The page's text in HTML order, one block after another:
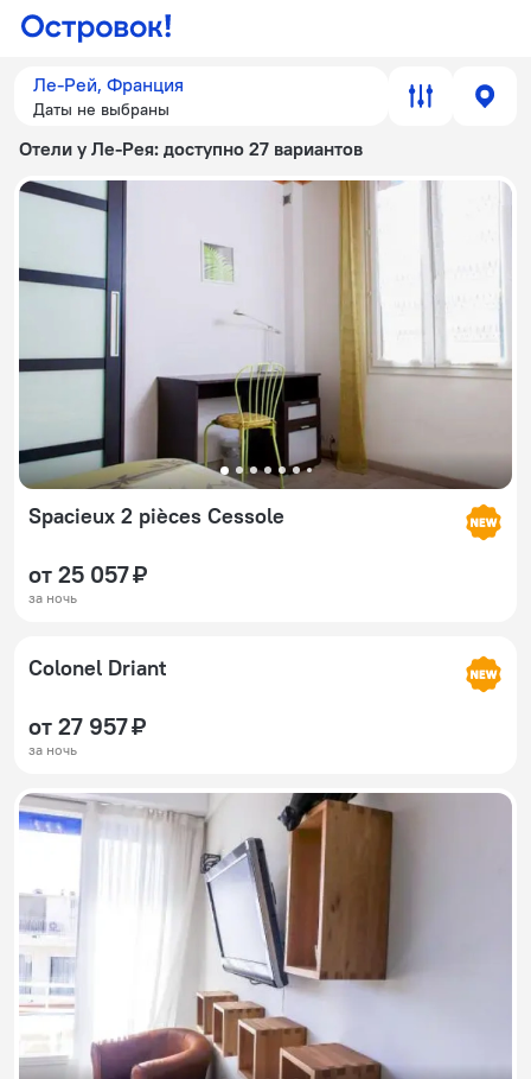
Ле-Рей, Франция
Даты не выбраны
Отели у Ле-Рея: доступно 27 вариантов
Spacieux 2 pièces Cessole
от 25 057 ₽
за ночь
Colonel Driant
от 27 957 ₽
за ночь